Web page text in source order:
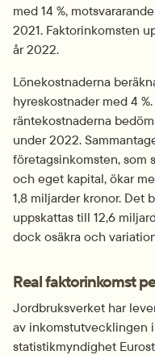
med 14 %,
2021. Faktorinkomsten
år 2022.
Lönekostnaderna
hyreskostnader med 4
räntekostnaderna
under 2022.
företagsinkomsten, som
och eget kapital, ökar
1,8 miljarder kronor.
uppskattas till 12,6
dock osäkra och
Real faktorinkomst
Jordbruksverket har
av inkomstutvecklingen
statistikmyndighet